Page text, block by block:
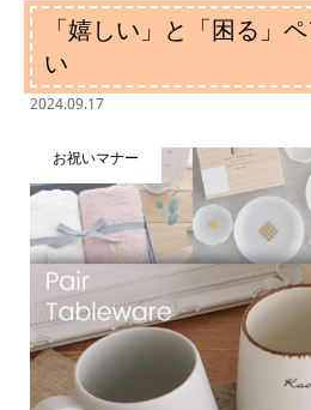
「嬉しい」と「困る」
い
2024.09.17
お祝いマナー